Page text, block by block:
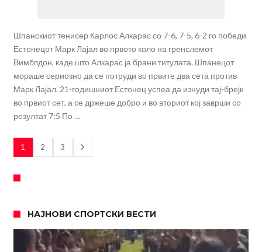
Шпанскиот тенисер Карлос Алкарас со 7-6, 7-5, 6-2 го победи
Естонецот Марк Лајал во првото коло на гренслемот
Вимблдон, каде што Алкарас ја брани титулата. Шпанецот
мораше сериозно да се потруди во првите два сета против
Марк Лајал. 21-годишниот Естонец успеа да изнуди тај-брејк
во првиот сет, а се држеше добро и во вториот кој заврши со
резултат 7:5 По …
1 2 3
НАЈНОВИ СПОРТСКИ ВЕСТИ